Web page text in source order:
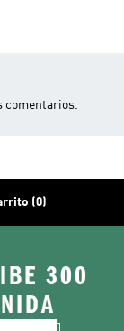
comentarios.
(0)
300